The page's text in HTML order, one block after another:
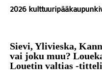
2026
Sievi, Ylivieska,
vai joku muu?
Louetin valtias -